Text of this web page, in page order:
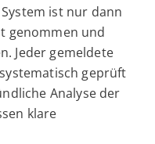
ist nur dann
genommen und
Jeder gemeldete
geprüft
Analyse der
klare